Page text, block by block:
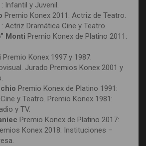
Infantil y Juvenil.
Premio Konex 2011: Actriz de Teatro.
Actriz Dramática Cine y Teatro.
Monti Premio Konex de Platino 2011:
Premio Konex 1997 y 1987:
Jurado Premios Konex 2001 y
Premio Konex de Platino 1991:
y Teatro. Premio Konex 1981:
y TV.
Premio Konex de Platino 2017:
Konex 2018: Instituciones –